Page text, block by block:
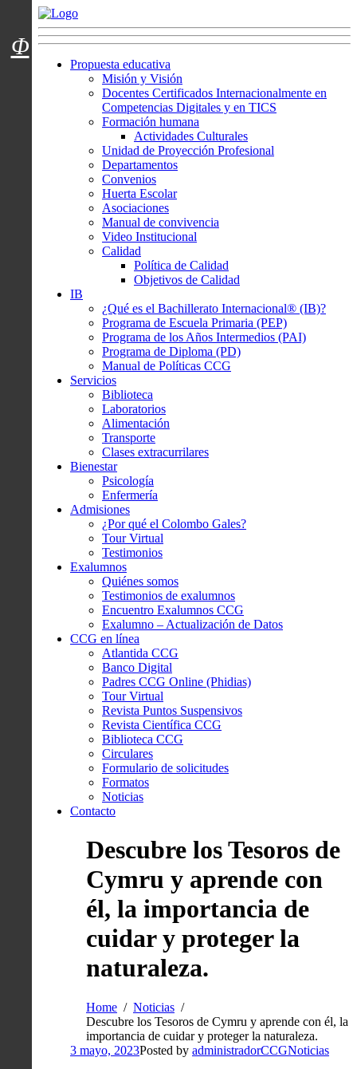
Menú usuarios
Propuesta educativa
Misión y Visión
Docentes Certificados Internacionalmente en
Competencias Digitales y en TICS
Formación humana
Actividades Culturales
Unidad de Proyección Profesional
Departamentos
Convenios
Huerta Escolar
Asociaciones
Manual de convivencia
Video Institucional
Calidad
Política de Calidad
Objetivos de Calidad
IB
¿Qué es el Bachillerato Internacional® (IB)?
Programa de Escuela Primaria (PEP)
Programa de los Años Intermedios (PAI)
Programa de Diploma (PD)
Manual de Políticas CCG
Servicios
Biblioteca
Laboratorios
Alimentación
Transporte
Clases extracurrilares
Bienestar
Psicología
Enfermería
Admisiones
¿Por qué el Colombo Gales?
Tour Virtual
Testimonios
Exalumnos
Quiénes somos
Testimonios de exalumnos
Encuentro Exalumnos CCG
Exalumno – Actualización de Datos
CCG en línea
Atlantida CCG
Banco Digital
Padres CCG Online (Phidias)
Tour Virtual
Revista Puntos Suspensivos
Revista Científica CCG
Biblioteca CCG
Circulares
Formulario de solicitudes
Formatos
Noticias
Contacto
Descubre los Tesoros de
Cymru y aprende con
él, la importancia de
cuidar y proteger la
naturaleza.
Home
Noticias
Descubre los Tesoros de Cymru y aprende con él, la
importancia de cuidar y proteger la naturaleza.
3 mayo, 2023Posted by administradorCCGNoticias
Φ